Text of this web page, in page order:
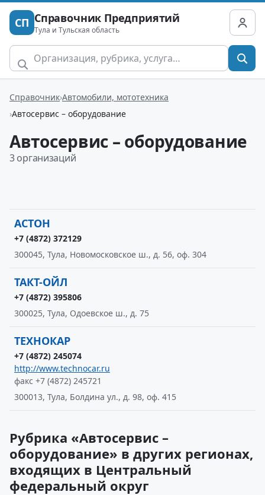
СП Справочник Предприятий
Тула и Тульская область
Справочник Автомобили, мототехника
Автосервис – оборудование
Автосервис – оборудование
3 организаций
АСТОН
+7 (4872) 372129
300045, Тула, Новомосковское ш., д. 56, оф. 304
ТАКТ-ОЙЛ
+7 (4872) 395806
300025, Тула, Одоевское ш., д. 75
ТЕХНОКАР
+7 (4872) 245074
http://www.technocar.ru
факс +7 (4872) 245721
300013, Тула, Болдина ул., д. 98, оф. 415
Рубрика «Автосервис –
оборудование» в других регионах,
входящих в Центральный
федеральный округ